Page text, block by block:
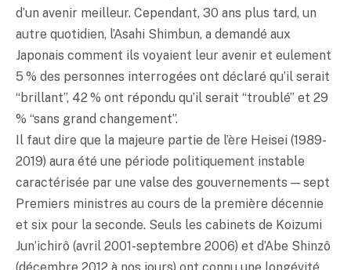
d’un avenir meilleur. Cependant, 30 ans plus tard, un
autre quotidien, l’Asahi Shimbun, a demandé aux
Japonais comment ils voyaient leur avenir et eulement
5 % des personnes interrogées ont déclaré qu’il serait
“brillant”, 42 % ont répondu qu’il serait “troublé” et 29
% “sans grand changement”.
Il faut dire que la majeure partie de l’ère Heisei (1989-
2019) aura été une période politiquement instable
caractérisée par une valse des gouvernements — sept
Premiers ministres au cours de la première décennie
et six pour la seconde. Seuls les cabinets de Koizumi
Jun’ichirô (avril 2001-septembre 2006) et d’Abe Shinzô